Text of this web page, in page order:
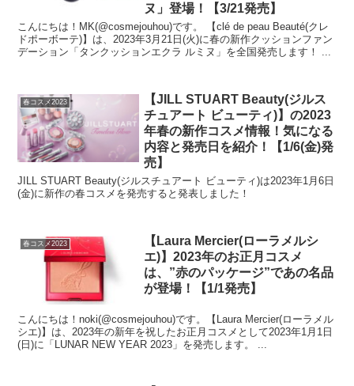
ヌ」登場！【3/21発売】
こんにちは！MK(@cosmejouhou)です。 【clé de peau Beauté(クレ
ドポーボーテ)】は、2023年3月21日(火)に春の新作クッションファン
春コスメ2023
【JILL STUART Beauty(ジルス
チュアート ビューティ)】の2023
年春の新作コスメ情報！気になる
内容と発売日を紹介！【1/6(金)発
売】
JILL STUART Beauty(ジルスチュアート ビューティ)は2023年1月6日
(金)に新作の春コスメを発売すると発表しました！
春コスメ2023
【Laura Mercier(ローラメルシ
エ)】2023年のお正月コスメ
は、”赤のパッケージ”であの名品
が登場！【1/1発売】
こんにちは！noki(@cosmejouhou)です。【Laura Mercier(ローラメル
シエ)】は、2023年の新年を祝したお正月コスメとして2023年1月1日